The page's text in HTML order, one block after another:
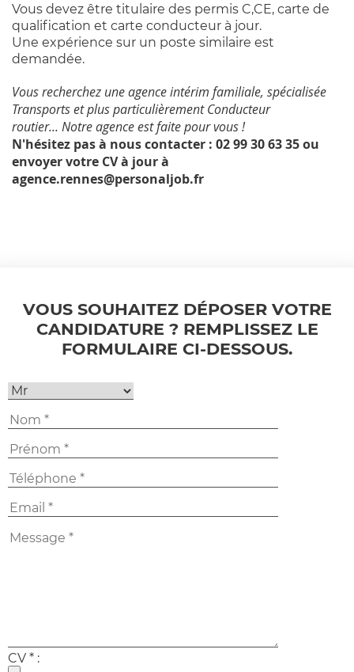
Vous devez être titulaire des permis C,CE, carte de
qualification et carte conducteur à jour.
Une expérience sur un poste similaire est
demandée.
Vous recherchez une agence intérim familiale, spécialisée
Transports et plus particulièrement Conducteur
routier... Notre agence est faite pour vous !
N'hésitez pas à nous contacter : 02 99 30 63 35 ou
envoyer votre CV à jour à
agence.rennes@personaljob.fr
VOUS SOUHAITEZ DÉPOSER VOTRE
CANDIDATURE ? REMPLISSEZ LE
FORMULAIRE CI-DESSOUS.
CV * :